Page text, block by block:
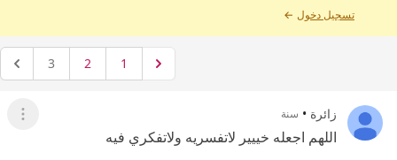
تسجيل دخول ←
1
2
3
زائرة • سنة عرض
اللهم اجعله خييير لاتفسريه ولاتفكري فيه